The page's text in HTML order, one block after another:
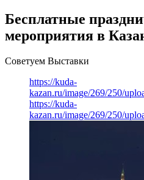
Бесплатные
мероприятия в
Советуем Выставки
https://kuda-
kazan.ru/image/269/250/
https://kuda-
kazan.ru/image/269/250/